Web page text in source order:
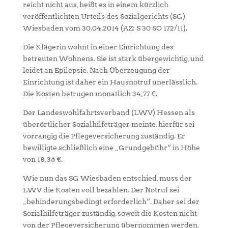
reicht nicht aus, heißt es in einem kürzlich
veröffentlichten Urteils des Sozialgerichts (SG)
Wiesbaden vom 30.04.2014 (AZ: S 30 SO 172/11).
Die Klägerin wohnt in einer Einrichtung des
betreuten Wohnens. Sie ist stark übergewichtig, und
leidet an Epilepsie. Nach Überzeugung der
Einrichtung ist daher ein Hausnotruf unerlässlich.
Die Kosten betrugen monatlich 34,77 €.
Der Landeswohlfahrtsverband (LWV) Hessen als
überörtlicher Sozialhilfeträger meinte, hierfür sei
vorrangig die Pflegeversicherung zuständig. Er
bewilligte schließlich eine „Grundgebühr“ in Höhe
von 18,36 €.
Wie nun das SG Wiesbaden entschied, muss der
LWV die Kosten voll bezahlen. Der Notruf sei
„behinderungsbedingt erforderlich“. Daher sei der
Sozialhilfeträger zuständig, soweit die Kosten nicht
von der Pflegeversicherung übernommen werden.